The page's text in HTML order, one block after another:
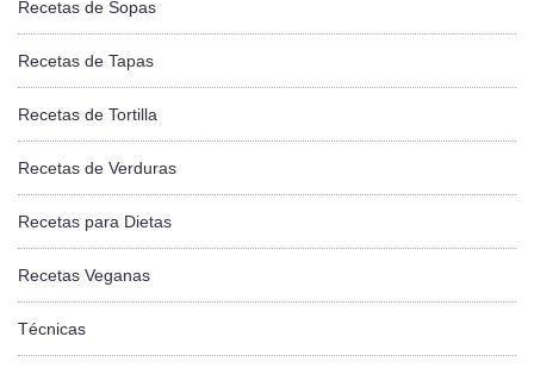
Recetas de Sopas
Recetas de Tapas
Recetas de Tortilla
Recetas de Verduras
Recetas para Dietas
Recetas Veganas
Técnicas